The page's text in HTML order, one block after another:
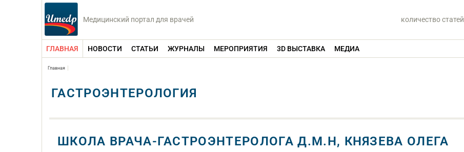
Медицинский портал для врачей количество статей
ГЛАВНАЯ НОВОСТИ СТАТЬИ ЖУРНАЛЫ МЕРОПРИЯТИЯ 3D ВЫСТАВКА МЕДИА
Главная
ГАСТРОЭНТЕРОЛОГИЯ
ШКОЛА ВРАЧА-ГАСТРОЭНТЕРОЛОГА Д.М.Н, КНЯЗЕВА ОЛЕГА